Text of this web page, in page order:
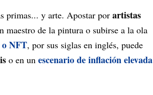
primas... y arte. Apostar por artistas
maestro de la pintura o subirse a la ola
NFT, por sus siglas en inglés, puede
o en un escenario de inflación elevada